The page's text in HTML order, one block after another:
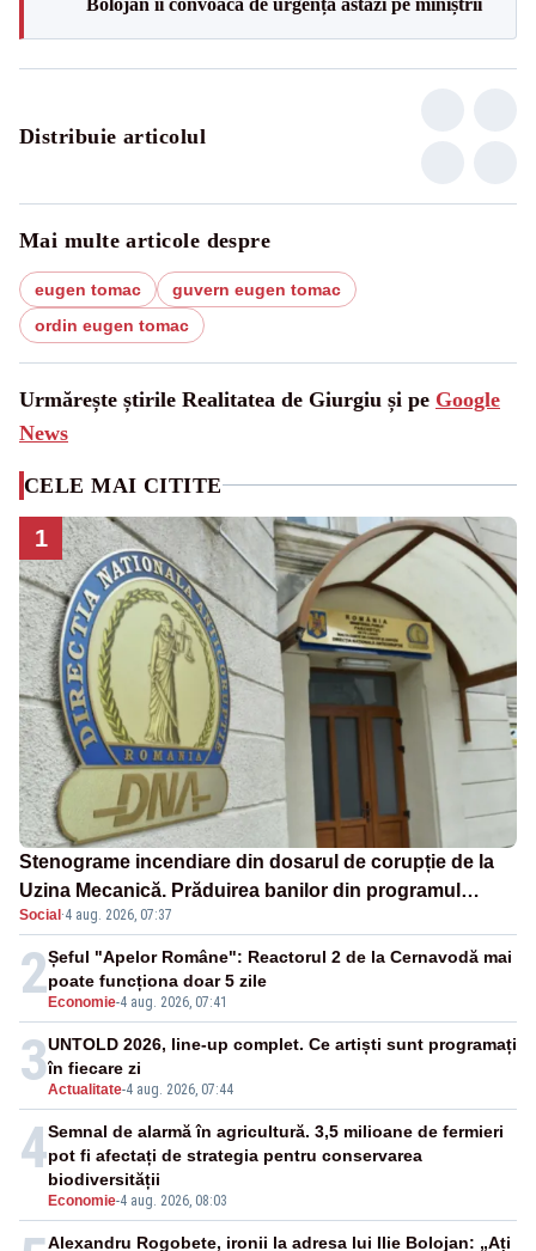
Distribuie articolul
Mai multe articole despre
eugen tomac
guvern eugen tomac
ordin eugen tomac
Urmărește știrile Realitatea de Giurgiu și pe Google
News
CELE MAI CITITE
1
Stenograme incendiare din dosarul de corupție de la
Uzina Mecanică. Prăduirea banilor din programul
SAFE, interceptată de DNA
Social ·4 aug. 2026, 07:37
2 Economie-4 aug. 2026, 07:41
Șeful "Apelor Române": Reactorul 2 de la Cernavodă mai
poate funcționa doar 5 zile
3Actualitate-4 aug. 2026, 07:44
UNTOLD 2026, line-up complet. Ce artiști sunt programați
în fiecare zi
4
Economie-4 aug. 2026, 08:03
Semnal de alarmă în agricultură. 3,5 milioane de fermieri
pot fi afectați de strategia pentru conservarea
biodiversității
Alexandru Rogobete, ironii la adresa lui Ilie Bolojan: „Ați